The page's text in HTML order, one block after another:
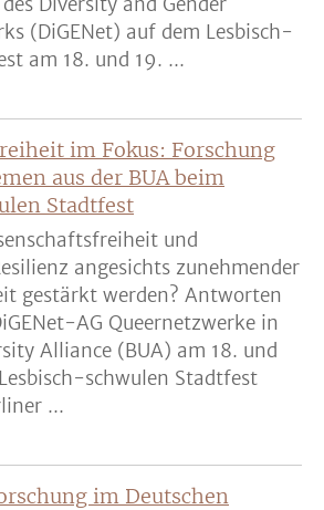
(DiGENet) auf dem Lesbisch-
am 18. und 19. ...
im Fokus: Forschung
aus der BUA beim
Stadtfest
und
angesichts zunehmender
gestärkt werden? Antworten
AG Queernetzwerke in
Alliance (BUA) am 18. und
schwulen Stadtfest
...
im Deutschen